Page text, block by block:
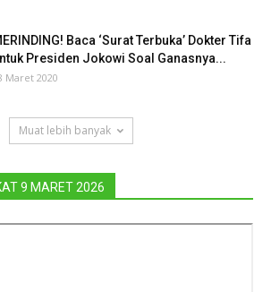
Baca ‘Surat Terbuka’ Dokter Tifa
Presiden Jokowi Soal Ganasnya...
Maret 2020
Muat lebih banyak
9 MARET 2026